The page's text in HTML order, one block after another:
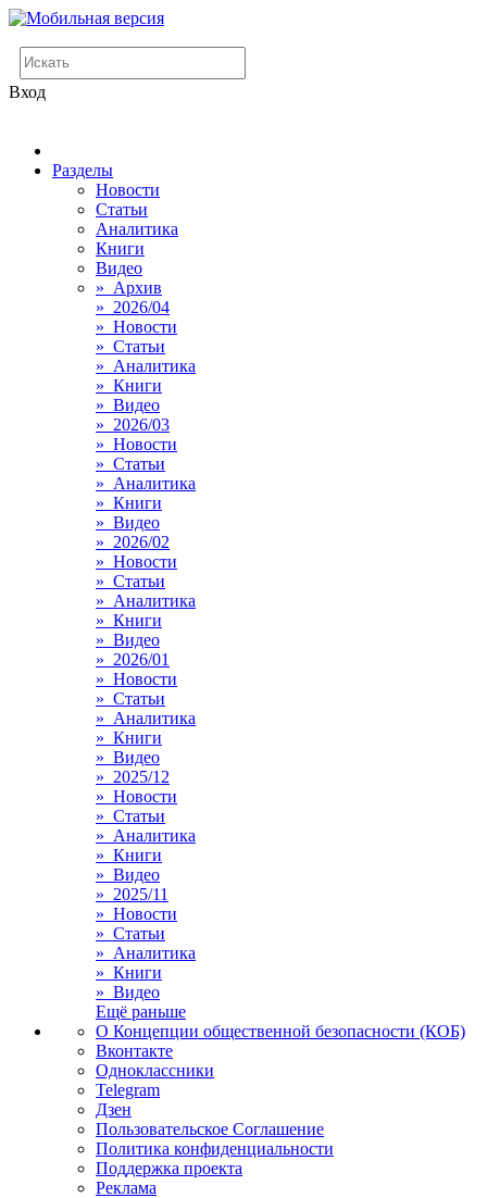
Вход
Разделы
Новости
Статьи
Аналитика
Книги
Видео
» Архив
» 2026/04
» Новости
» Статьи
» Аналитика
» Книги
» Видео
» 2026/03
» Новости
» Статьи
» Аналитика
» Книги
» Видео
» 2026/02
» Новости
» Статьи
» Аналитика
» Книги
» Видео
» 2026/01
» Новости
» Статьи
» Аналитика
» Книги
» Видео
» 2025/12
» Новости
» Статьи
» Аналитика
» Книги
» Видео
» 2025/11
» Новости
» Статьи
» Аналитика
» Книги
» Видео
Ещё раньше
О Концепции общественной безопасности (КОБ)
Вконтакте
Одноклассники
Telegram
Дзен
Пользовательское Соглашение
Политика конфиденциальности
Поддержка проекта
Реклама